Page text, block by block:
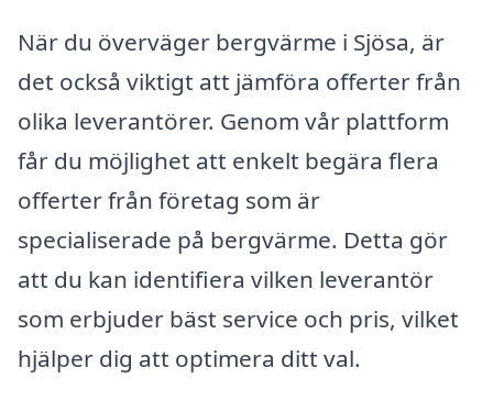
När du överväger bergvärme i Sjösa, är
det också viktigt att jämföra offerter från
olika leverantörer. Genom vår plattform
får du möjlighet att enkelt begära flera
offerter från företag som är
specialiserade på bergvärme. Detta gör
att du kan identifiera vilken leverantör
som erbjuder bäst service och pris, vilket
hjälper dig att optimera ditt val.